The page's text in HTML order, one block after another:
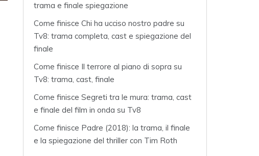
trama e finale spiegazione
Come finisce Chi ha ucciso nostro padre su
Tv8: trama completa, cast e spiegazione del
finale
Come finisce Il terrore al piano di sopra su
Tv8: trama, cast, finale
Come finisce Segreti tra le mura: trama, cast
e finale del film in onda su Tv8
Come finisce Padre (2018): la trama, il finale
e la spiegazione del thriller con Tim Roth